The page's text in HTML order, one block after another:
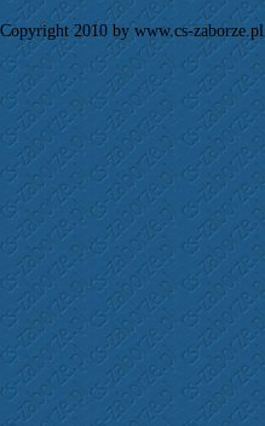
Copyright 2010 by www.cs-zaborze.pl